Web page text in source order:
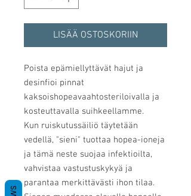
LISÄÄ OSTOSKORIIN
Poista epämiellyttävät hajut ja
desinfioi pinnat
kaksoishopeavaahtosteriloivalla ja
kosteuttavalla suihkeellamme.
Kun ruiskutussäiliö täytetään
vedellä, "sieni" tuottaa hopea-ioneja
ja tämä neste suojaa infektioilta,
vahvistaa vastustuskykyä ja
parantaa merkittävästi ihon tilaa.